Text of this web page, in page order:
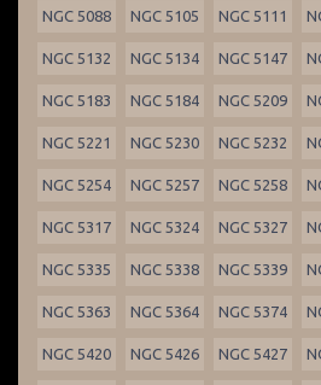
NGC 5088 NGC 5105 NGC 5111
NGC 5132 NGC 5134 NGC 5147
NGC 5183 NGC 5184 NGC 5209
NGC 5221 NGC 5230 NGC 5232
NGC 5254 NGC 5257 NGC 5258
NGC 5317 NGC 5324 NGC 5327
NGC 5335 NGC 5338 NGC 5339
NGC 5363 NGC 5364 NGC 5374
NGC 5420 NGC 5426 NGC 5427